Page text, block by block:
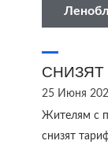
25 Июня
Жителям с
снизят